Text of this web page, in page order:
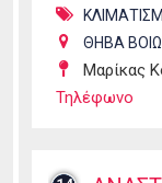
ΘΗΒΑ
Μαρίκας
Τηλέφωνο